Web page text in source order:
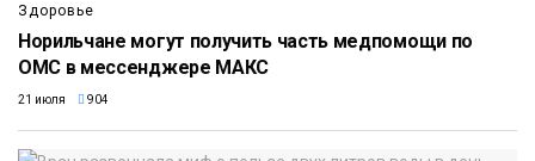
Здоровье
Норильчане могут получить часть медпомощи по
ОМС в мессенджере МАКС
21 июля 904